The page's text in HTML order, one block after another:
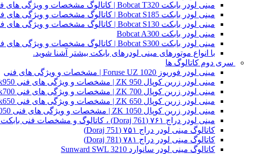
مینی لودر بابکت Bobcat T320 | کاتالوگ مشخصات و ویژگی های فنی
مینی لودر بابکت Bobcat S185 | کاتالوگ مشخصات و ویژگی های فنی
مینی لودر بابکت Bobcat S130 | کاتالوگ مشخصات و ویژگی های فنی
مینی لودر بابکت Bobcat A300
مینی لودر بابکت Bobcat S300 | کاتالوگ مشخصات و ویژگی های فنی
با انواع موتورهای مینی لودرهای بابکت بیشتر آشنا شوید.
سری دوم کاتالوگ ها
مینی لودر فوریوز Foruse UZ 1020 | مشخصات و ویژگی های فنی
مینی لودر زرین کوپال ZK 950 | مشخصات و ویژگی های فنی zk950
مینی لودر زرین کوپال ZK 700 | مشخصات و ویژگی های فنی zk700
مینی لودر زرین کوپال ZK 650 | مشخصات و ویژگی های فنی zk650
مینی لودر زرین کوپال ZK 1050 | مشخصات و ویژگی های فنی zk1050
مینی لودر دراج ۷۶۱ (Doraj 761) ، کاتالوگ و مشخصات فنی بابکت دوراج
کاتالوگ مینی لودر دراج ۷۵۱ (Doraj 751)
کاتالوگ مینی لودر دراج ۷۸۱ (Doraj 781)
کاتالوگ مینی لودر سانوارد Sunward SWL 3210